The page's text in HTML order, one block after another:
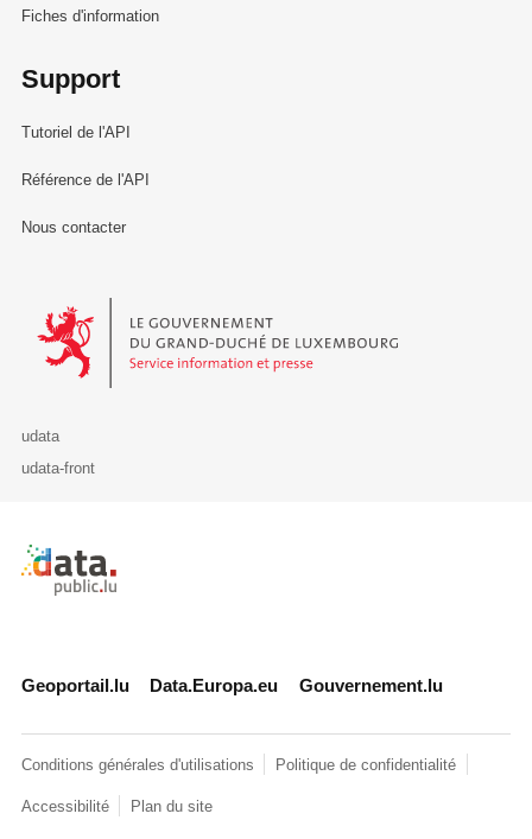
Fiches d'information
Support
Tutoriel de l'API
Référence de l'API
Nous contacter
Le Gouvernement du Grand-Duché de Luxembourg - Service
udata
udata-front
Retour à l'accueil de data.public.lu
Geoportail.lu Data.Europa.eu Gouvernement.lu
Conditions générales d'utilisations Politique de confidentialité
Accessibilité Plan du site